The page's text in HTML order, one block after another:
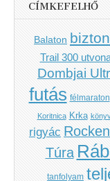
CÍMKEFELHŐ
Balaton
Trail 300
Dombjai
futás félmaraton
Koritnica Krka
rigyác
Túra
tanfolyam